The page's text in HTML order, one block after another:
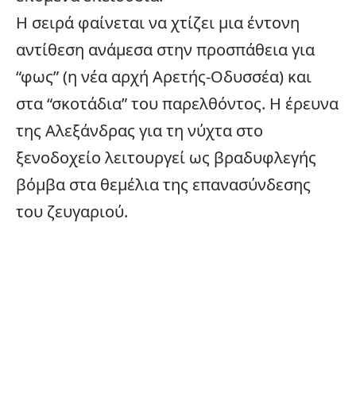
Η σειρά φαίνεται να χτίζει μια έντονη
αντίθεση ανάμεσα στην προσπάθεια για
“φως” (η νέα αρχή Αρετής-Οδυσσέα) και
στα “σκοτάδια” του παρελθόντος. Η έρευνα
της Αλεξάνδρας για τη νύχτα στο
ξενοδοχείο λειτουργεί ως βραδυφλεγής
βόμβα στα θεμέλια της επανασύνδεσης
του ζευγαριού.